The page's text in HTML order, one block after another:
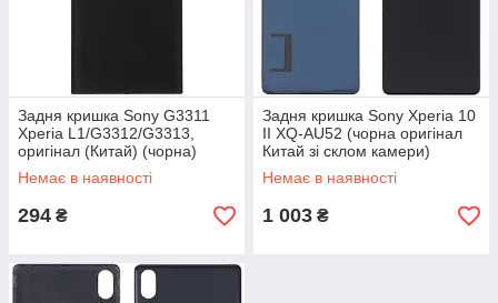
Задня кришка Sony G3311
Xperia L1/G3312/G3313,
оригінал (Китай) (чорна)
Немає в наявності
294 ₴
Задня кришка Sony Xperia 10
II XQ-AU52 (чорна оригінал
Китай зі склом камери)
Немає в наявності
1 003 ₴